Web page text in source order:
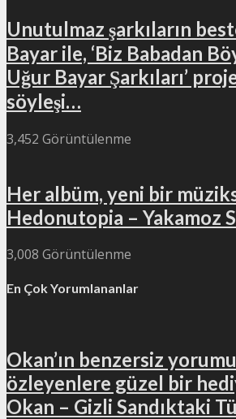
Unutulmaz şarkıların
Bayar ile, ‘Biz Babadan
Uğur Bayar Şarkıları’
söyleşi…
3,452 Görüntülenme
Her albüm, yeni bir
Hedonutopia – Yakamoz
3,008 Görüntülenme
En Çok Yorumlananlar
Okan’ın benzersiz
özleyenlere güzel bir
Okan – Gizli Sandıktaki